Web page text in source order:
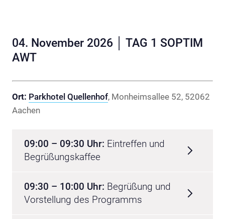
04. November 2026 │ TAG 1 SOPTIM
AWT
Ort: Parkhotel Quellenhof, Monheimsallee 52, 52062
Aachen
09:00 – 09:30 Uhr: Eintreffen und
Begrüßungskaffee
09:30 – 10:00 Uhr: Begrüßung und
Vorstellung des Programms